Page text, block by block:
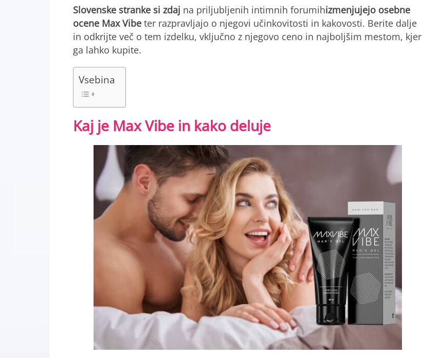
Slovenske stranke si zdaj na priljubljenih intimnih forumihizmenjujejo osebne
ocene Max Vibe ter razpravljajo o njegovi učinkovitosti in kakovosti. Berite dalje
in odkrijte več o tem izdelku, vključno z njegovo ceno in najboljšim mestom, kjer
ga lahko kupite.
Vsebina
Kaj je Max Vibe in kako deluje